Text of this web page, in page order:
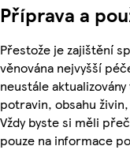
Příprava a
Přestože je zajištění
věnována nejvyšší
neustále
potravin, obsahu
Vždy byste si měli
pouze na informace